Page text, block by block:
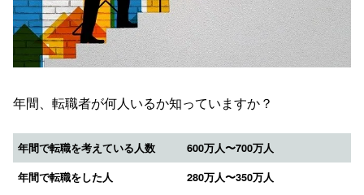
年間、転職者が何人いるか知っていますか？
年間で転職を考えている人数
600万人〜700万人
年間で転職をした人
280万人〜350万人